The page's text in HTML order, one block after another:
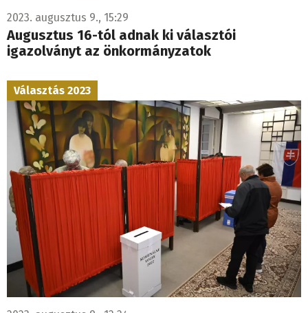
2023. augusztus 9., 15:29
Augusztus 16-tól adnak ki választói
igazolványt az önkormányzatok
Választás 2023